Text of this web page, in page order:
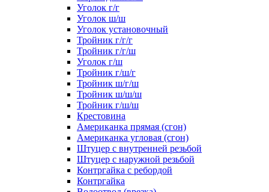
Уголок г/г
Уголок ш/ш
Уголок установочный
Тройник г/г/г
Тройник г/г/ш
Уголок г/ш
Тройник г/ш/г
Тройник ш/г/ш
Тройник ш/ш/ш
Тройник г/ш/ш
Крестовина
Американка прямая (сгон)
Американка угловая (сгон)
Штуцер с внутренней резьбой
Штуцер с наружной резьбой
Контргайка с ребордой
Контргайка